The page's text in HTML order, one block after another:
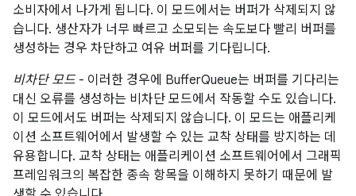
소비자에서 나가게 됩니다. 이 모드에서는 버퍼가 삭제되지 않
습니다. 생산자가 너무 빠르고 소모되는 속도보다 빨리 버퍼를
생성하는 경우 차단하고 여유 버퍼를 기다립니다.
비차단 모드 - 이러한 경우에 BufferQueue는 버퍼를 기다리는
대신 오류를 생성하는 비차단 모드에서 작동할 수도 있습니다.
이 모드에서도 버퍼는 삭제되지 않습니다. 이 모드는 애플리케
이션 소프트웨어에서 발생할 수 있는 교착 상태를 방지하는 데
유용합니다. 교착 상태는 애플리케이션 소프트웨어에서 그래픽
프레임워크의 복잡한 종속 항목을 이해하지 못하기 때문에 발